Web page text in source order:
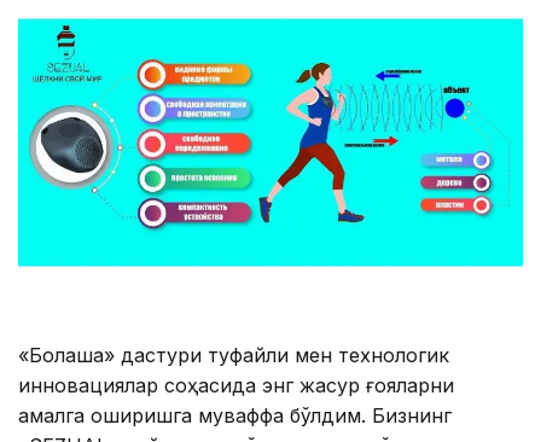
«Болашақ» дастури туфайли мен технологик
инновациялар соҳасида энг жасур ғояларни
амалга оширишга муваффақ бўлдим. Бизнинг